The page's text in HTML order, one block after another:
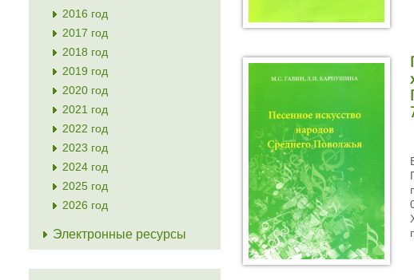
2016 год
2017 год
2018 год
2019 год
2020 год
2021 год
2022 год
2023 год
2024 год
2025 год
2026 год
Электронные ресурсы